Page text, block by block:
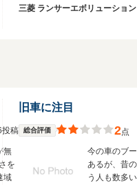
席はうちの
三菱 ランサーエボリューション
投稿
無
を
域
旧車に注目
総合評価 2点
今の車のブ
あるが、昔
う人も数多